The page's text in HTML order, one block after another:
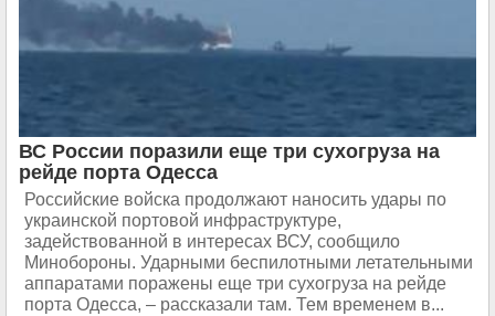
ВС России поразили еще три сухогруза на
рейде порта Одесса
Российские войска продолжают наносить удары по
украинской портовой инфраструктуре,
задействованной в интересах ВСУ, сообщило
Минобороны. Ударными беспилотными летательными
аппаратами поражены еще три сухогруза на рейде
порта Одесса, – рассказали там. Тем временем в...